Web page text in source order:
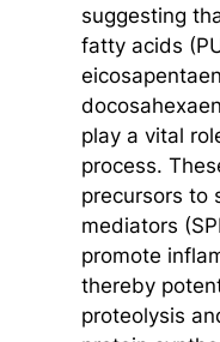
suggesting
fatty acids
play a vital
process.
precursors to
mediators
promote
thereby
proteolysis